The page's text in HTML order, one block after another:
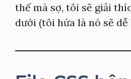
thế mà sợ, tôi sẽ giải
dưới (tôi hứa là nó sẽ dễ